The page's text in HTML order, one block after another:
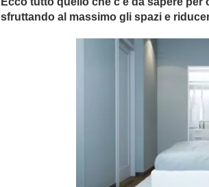
sfruttando al massimo gli spazi e